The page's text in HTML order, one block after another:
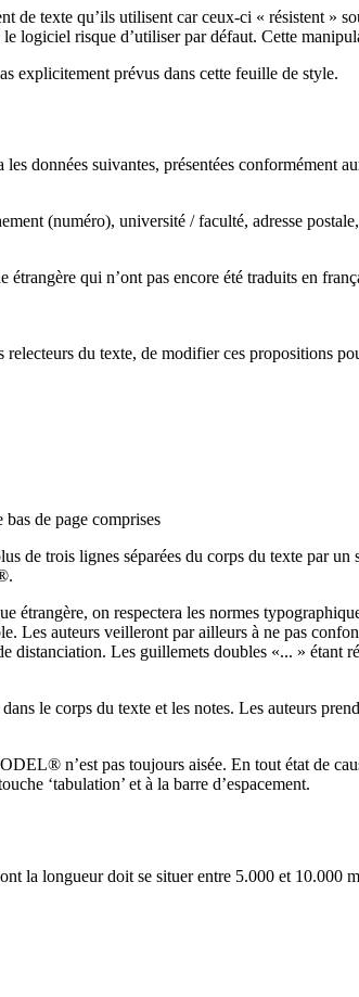
de texte qu’ils utilisent car ceux-ci « résistent »
logiciel risque d’utiliser par défaut. Cette
explicitement prévus dans cette feuille de style.
données suivantes, présentées conformément
(numéro), université / faculté, adresse
qui n’ont pas encore été traduits en
du texte, de modifier ces propositions
de page comprises
de trois lignes séparées du corps du texte par
étrangère, on respectera les normes
Les auteurs veilleront par ailleurs à ne pas
distanciation. Les guillemets doubles «... » étant
le corps du texte et les notes. Les auteurs
n’est pas toujours aisée. En tout état
‘tabulation’ et à la barre d’espacement.
la longueur doit se situer entre 5.000 et 10.000